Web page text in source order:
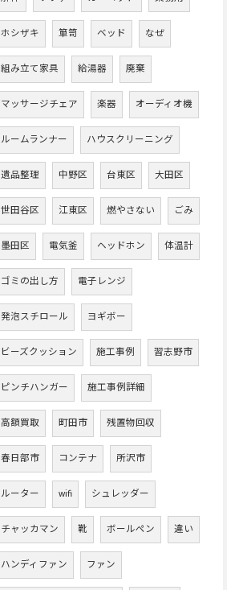
ホシザキ 箪笥 ベッド なぜ
組み立て家具 給湯器 廃棄
マッサージチェア 楽器 オーディオ機
ルームランナー ハウスクリーニング
遺品整理 中野区 台東区 大田区
世田谷区 江東区 燃やさない ごみ
墨田区 電気釜 ヘッドホン 体温計
ゴミの出し方 電子レンジ
発泡スチロール ヨギボー
ビーズクッション 施工事例 習志野市
ピンチハンガー 施工事例詳細
高額買取 町田市 残置物回収
春日部市 コンテナ 所沢市
ルーター wifi シュレッダー
チャッカマン 靴 ボールペン 違い
ハンディファン ファン